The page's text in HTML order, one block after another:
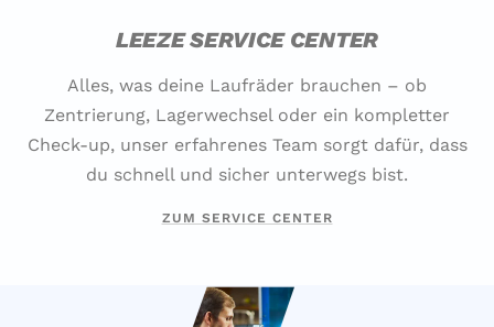
LEEZE SERVICE CENTER
Alles, was deine Laufräder brauchen – ob
Zentrierung, Lagerwechsel oder ein kompletter
Check-up, unser erfahrenes Team sorgt dafür, dass
du schnell und sicher unterwegs bist.
ZUM SERVICE CENTER